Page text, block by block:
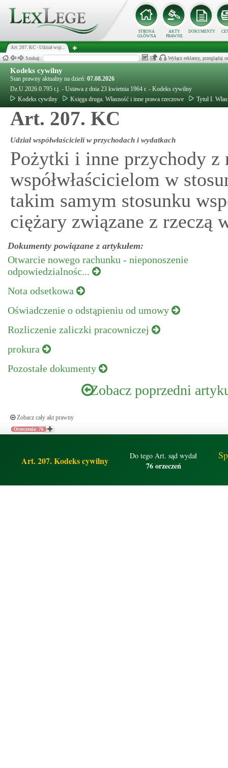
STRONA
GŁÓWNA
AKTY
PRAWNE
DOKUMENTY
Art. 207. KC - Udział wsp...
Szukaj: Wyłącz reklamy, przeglądaj
Kodeks cywilny
Stan prawny aktualny na dzień: 07.08.2026
Dz.U.2026.0.795 t.j. - Ustawa z dnia 23 kwietnia 1964 r. - Kodeks cywilny
Kodeks cywilny
Księga druga. Własność i inne prawa rzeczowe Tytuł I.
Art. 207. KC
Udział współwłaścicieli w przychodach i wydatkach
Pożytki i inne przychody z
współwłaścicielom w
takim samym stosunku
ciężary związane z rzeczą
Dokumenty powiązane z artykułem:
Otwarcie nowego rachunku - nieponoszenie
odpowiedzialnośc...
Nota odsetkowa
Oświadczenie o odstąpieniu od umowy
Rozliczenie zaliczki pracowniczej
prokura
Pozostałe dokumenty
Zobacz poprzedni
Zobacz cały akt prawny
Orzeczenia: 76
Art. 207. Kodeks cywilny Do tego Art. sąd wydał
76 orzeczeń